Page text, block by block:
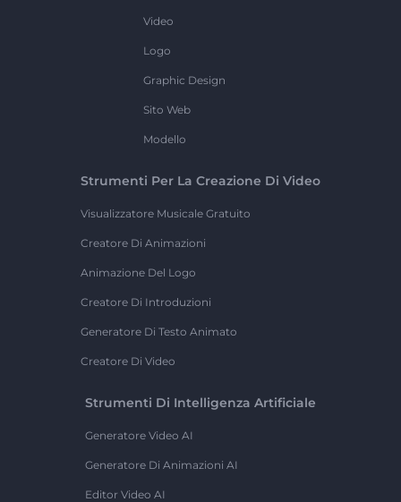
Video
Logo
Graphic Design
Sito Web
Modello
Strumenti Per La Creazione Di Video
Visualizzatore Musicale Gratuito
Creatore Di Animazioni
Animazione Del Logo
Creatore Di Introduzioni
Generatore Di Testo Animato
Creatore Di Video
Strumenti Di Intelligenza Artificiale
Generatore Video AI
Generatore Di Animazioni AI
Editor Video AI